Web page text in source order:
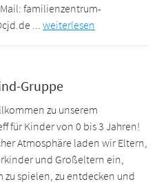
familienzentrum-
...weiterlesen
Gruppe
zu unserem
für Kinder von 0 bis 3 Jahren!
Atmosphäre laden wir Eltern,
und Großeltern ein,
zu spielen, zu entdecken und